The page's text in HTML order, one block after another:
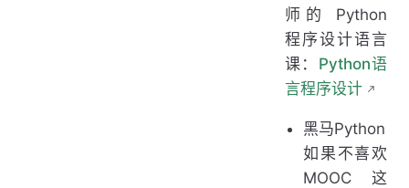
师的 Python
程序设计语言
课： Python语
言程序设计
黑马Python
如果不喜欢
MOOC 这